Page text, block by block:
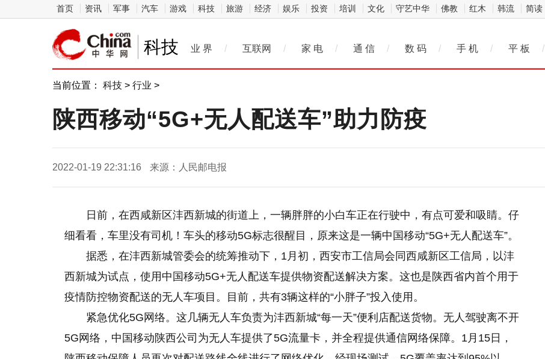
首页 资讯 军事 汽车 游戏 科技 旅游 经济 娱乐 投资 培训 文化 守艺中华 佛教 红木 韩流 简读
科技 业 界 / 互联网 / 家 电 / 通 信 / 数 码 / 手 机 / 平 板 /
当前位置： 科技 > 行业 >
陕西移动“5G+无人配送车”助力防疫
2022-01-19 22:31:16 来源：人民邮电报
日前，在西咸新区沣西新城的街道上，一辆胖胖的小白车正在行驶中，有点可爱和吸睛。仔
细看看，车里没有司机！车头的移动5G标志很醒目，原来这是一辆中国移动“5G+无人配送车”。
据悉，在沣西新城管委会的统筹推动下，1月初，西安市工信局会同西咸新区工信局，以沣
西新城为试点，使用中国移动5G+无人配送车提供物资配送解决方案。这也是陕西省内首个用于
疫情防控物资配送的无人车项目。目前，共有3辆这样的“小胖子”投入使用。
紧急优化5G网络。这几辆无人车负责为沣西新城“每一天”便利店配送货物。无人驾驶离不开
5G网络，中国移动陕西公司为无人车提供了5G流量卡，并全程提供通信网络保障。1月15日，